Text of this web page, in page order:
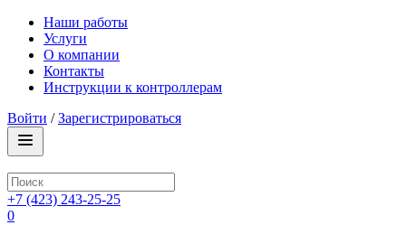
Наши работы
Услуги
О компании
Контакты
Инструкции к контроллерам
Войти /Зарегистрироваться
+7 (423) 243-25-25
0